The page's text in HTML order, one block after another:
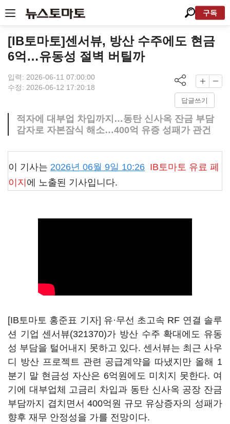
구독
[IB토마토]센서뷰, 방산 수주에도 현금
6억…유동성 절벽 버틸까
입력: 2026-06-11 07:00:00
수정: 2026-06-12 17:20:18
답글쓰기
적자에 대부업 차입까지…동탄 신사옥 잔금 부담
감자로 자본잠식 해소…400억 유증 성패가 관건
이 기사는 2026년 06월 9일 10:26 IB토마토 유료 페
이지 에 노출된 기사입니다.
[IB토마토 홍준표 기자] 유·무선 초고속 RF 연결 솔루
션 기업센서뷰(321370)가 방산 수주 확대에도 유동
성 부담을 털어내지 못하고 있다. 센서뷰는 최근 사우
디 방산 프로젝트 관련 공급계약을 따냈지만 올해 1
분기 말 현금성 자산은 6억원에도 미치지 못한다. 여
기에 대부업체 고금리 차입과 동탄 신사옥 공장 잔금
부담까지 겹치면서 400억원 규모 유상증자의 성패가
향후 재무 안정성을 가를 전망이다.